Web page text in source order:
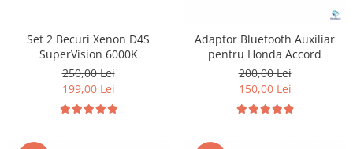
Set 2 Becuri Xenon D4S
SuperVision 6000K
250,00 Lei
199,00 Lei
Adaptor Bluetooth Auxiliar
pentru Honda Accord
200,00 Lei
150,00 Lei